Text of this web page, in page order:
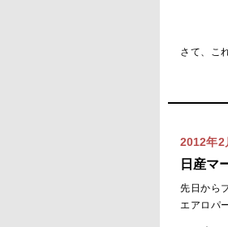
さて、こ
2012年2
日産マ
先日から
エアロパ